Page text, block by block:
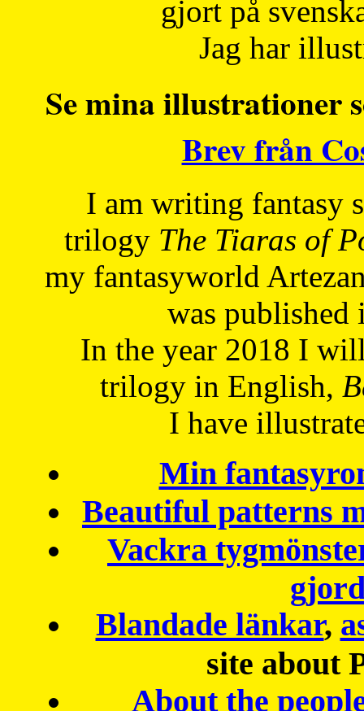
gjort på
Jag har
Se mina illustrationer
Brev från
I am writing fantasy
trilogy The Tiaras of
my fantasyworld
was published
In the year 2018 I
trilogy in English,
I have
Min
Beautiful patterns
Vackra
Blandade länkar,
site about
About the